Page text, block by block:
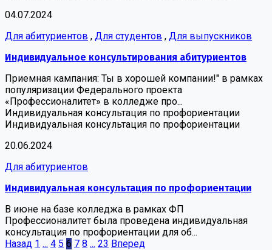
04.07.2024
Для абитуриентов , Для студентов , Для выпускников
Индивидуальное консультирования абитуриентов
Приемная кампания: Ты в хорошей компании!" в рамках
популяризации Федерального проекта
«Профессионалитет» в колледже про...
Индивидуальная консультация по профориентации
Индивидуальная консультация по профориентации
20.06.2024
Для абитуриентов
Индивидуальная консультация по профориентации
В июне на базе колледжа в рамках ФП
Профессионалитет была проведена индивидуальная
консультация по профориентации для об...
Назад 1 ... 4 5 6 7 8 ... 23 Вперед